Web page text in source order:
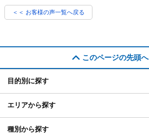
＜＜ お客様の声一覧へ戻る
このページの先頭へ
目的別に探す
エリアから探す
種別から探す